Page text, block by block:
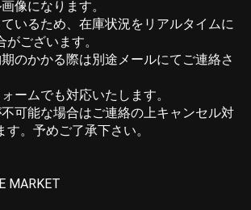
像になります。
いるため、在庫状況をリアルタイムに
ございます。
のかかる際は別途メールにてご連絡さ
ームでも対応いたします。
可能な場合はご連絡の上キャンセル対
。予めご了承下さい。
MARKET